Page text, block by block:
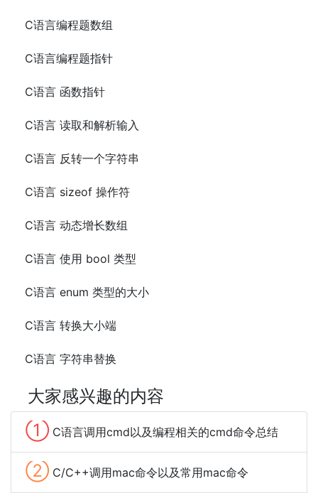
C语言编程题数组
C语言编程题指针
C语言 函数指针
C语言 读取和解析输入
C语言 反转一个字符串
C语言 sizeof 操作符
C语言 动态增长数组
C语言 使用 bool 类型
C语言 enum 类型的大小
C语言 转换大小端
C语言 字符串替换
大家感兴趣的内容
① C语言调用cmd以及编程相关的cmd命令总结
② C/C++调用mac命令以及常用mac命令